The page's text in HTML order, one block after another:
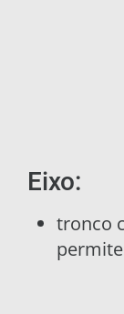
Eixo:
tronco